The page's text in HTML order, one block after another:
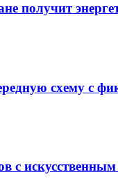
получит
схему с
с